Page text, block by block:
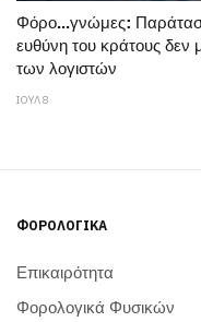
Φόρο...γνώμες:
ευθύνη του κράτους δεν
των λογιστών
ΙΟΥΛ 8
ΦΟΡΟΛΟΓΙΚΆ
Επικαιρότητα
Φορολογικά Φυσικών